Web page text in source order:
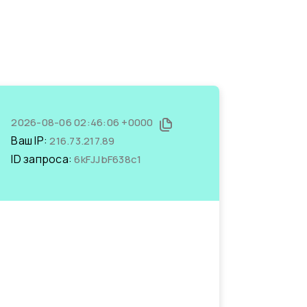
2026-08-06 02:46:06 +0000
Ваш IP:216.73.217.89
ID запроса:6kFJJbF638c1